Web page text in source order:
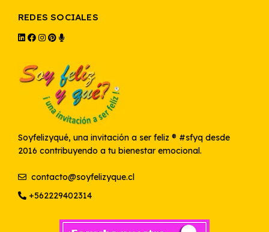
REDES SOCIALES
Soyfelizyqué, una invitación a ser feliz ® #sfyq desde
2016 contribuyendo a tu bienestar emocional.
contacto@soyfelizyque.cl
+562229402314